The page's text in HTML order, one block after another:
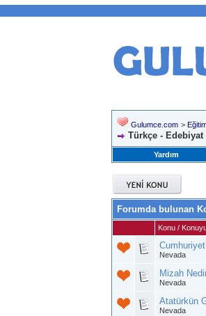
Gulumce.com >
Türkçe - Edebiyat
Yardım
Forumda bulunan
Konu /
Nevada
Mizah
Nevada
Atatürkün
Nevada